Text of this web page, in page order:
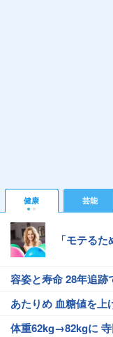
健康 芸能
「モテる
容姿と寿命 28年追跡
あたりめ 血糖値を上
体重62kg→82kgに